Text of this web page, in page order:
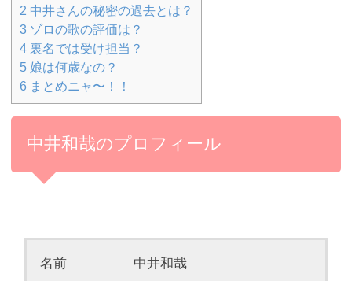
2 中井さんの秘密の過去とは？
3 ゾロの歌の評価は？
4 裏名では受け担当？
5 娘は何歳なの？
6 まとめニャ〜！！
中井和哉のプロフィール
名前 中井和哉